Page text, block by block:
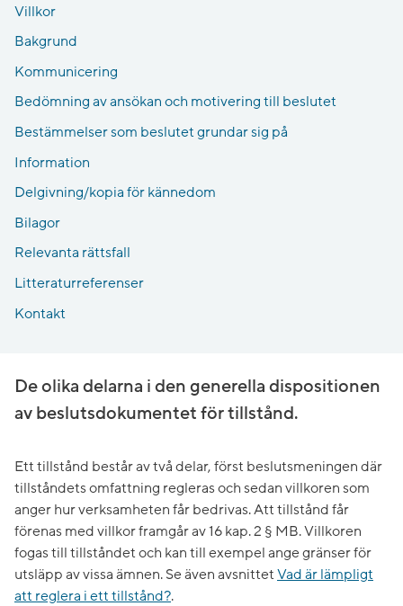
Villkor
Bakgrund
Kommunicering
Bedömning av ansökan och motivering till beslutet
Bestämmelser som beslutet grundar sig på
Information
Delgivning/kopia för kännedom
Bilagor
Relevanta rättsfall
Litteraturreferenser
Kontakt
De olika delarna i den generella dispositionen
av beslutsdokumentet för tillstånd.
Ett tillstånd består av två delar, först beslutsmeningen där
tillståndets omfattning regleras och sedan villkoren som
anger hur verksamheten får bedrivas. Att tillstånd får
förenas med villkor framgår av 16 kap. 2 § MB. Villkoren
fogas till tillståndet och kan till exempel ange gränser för
utsläpp av vissa ämnen. Se även avsnittet Vad är lämpligt
att reglera i ett tillstånd?.